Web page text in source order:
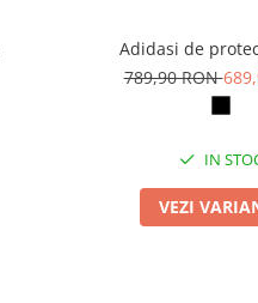
Adidasi de
789,90 RON
IN
VEZI